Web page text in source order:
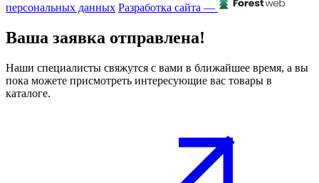
персональных данных Разработка сайта —
Ваша заявка отправлена!
Наши специалисты свяжутся с вами в ближайшее время, а вы
пока можете присмотреть интересующие вас товары в
каталоге.